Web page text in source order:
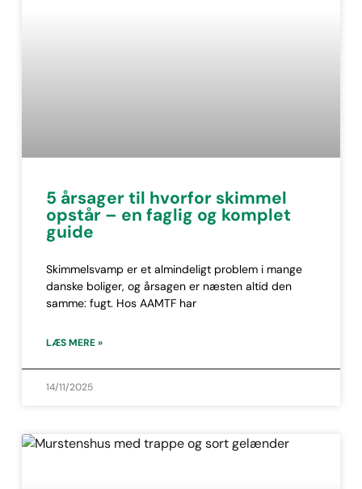
5 årsager til hvorfor skimmel
opstår – en faglig og komplet
guide
Skimmelsvamp er et almindeligt problem i mange
danske boliger, og årsagen er næsten altid den
samme: fugt. Hos AAMTF har
LÆS MERE »
14/11/2025